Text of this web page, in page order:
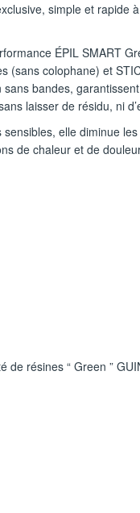
simple et rapide
ÉPIL SMART
(sans colophane) et
sans bandes,
laisser de résidu, ni
elle diminue
de chaleur et de
de résines “ Green ”